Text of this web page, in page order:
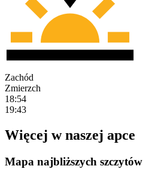
Zachód
Zmierzch
18:54
19:43
Więcej w naszej apce
Mapa najbliższych szczytów